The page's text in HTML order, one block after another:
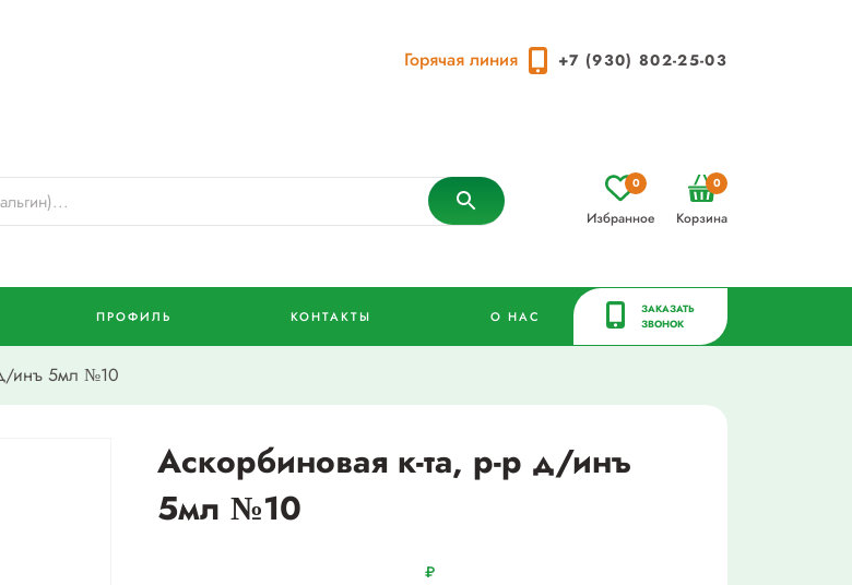
Горячая линия +7 (930) 802-25-03
Избранное
0
Корзина
0
ПРОФИЛЬ КОНТАКТЫ О НАС
ЗАКАЗАТЬ
ЗВОНОК
инъ 5мл №10
Аскорбиновая к-та, р-р д/инъ
5мл №10
₽